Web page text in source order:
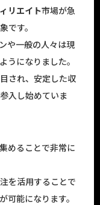
リエイト市場が急
です。
や一般の人々は現
うになりました。
され、安定した収
入し始めていま
めることで非常に
を活用することで
可能になります。